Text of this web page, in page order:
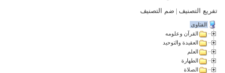
تفريع التصنيف | ضم التصنيف
الفتاوى
القرآن وعلومه
العقيدة والتوحيد
العلم
الطهارة
الصلاة